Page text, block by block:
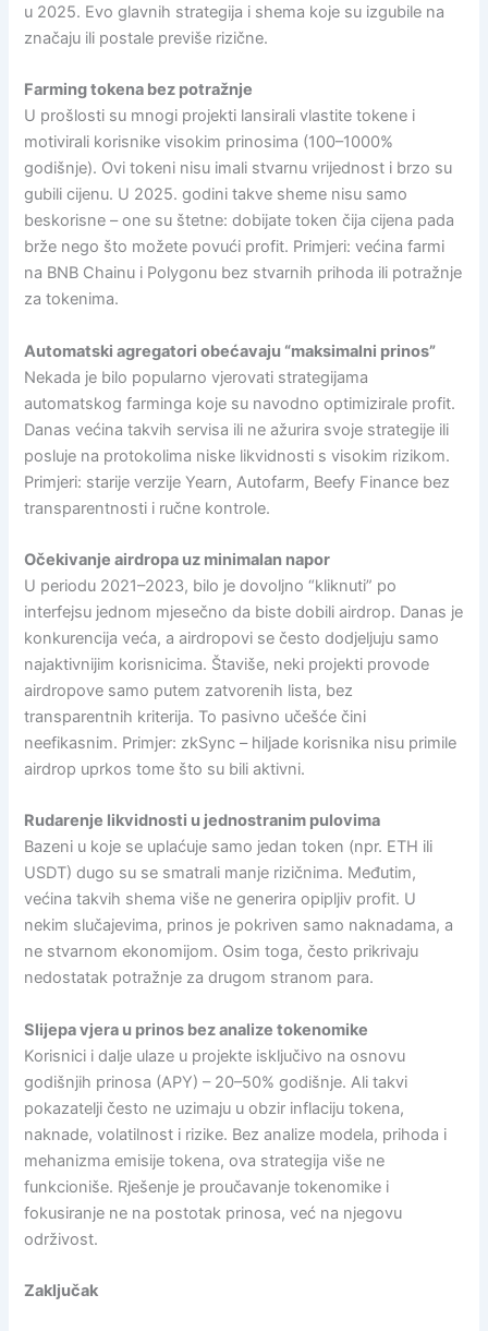
u 2025. Evo glavnih strategija i shema koje su izgubile na
značaju ili postale previše rizične.
Farming tokena bez potražnje
U prošlosti su mnogi projekti lansirali vlastite tokene i
motivirali korisnike visokim prinosima (100–1000%
godišnje). Ovi tokeni nisu imali stvarnu vrijednost i brzo su
gubili cijenu. U 2025. godini takve sheme nisu samo
beskorisne – one su štetne: dobijate token čija cijena pada
brže nego što možete povući profit. Primjeri: većina farmi
na BNB Chainu i Polygonu bez stvarnih prihoda ili potražnje
za tokenima.
Automatski agregatori obećavaju “maksimalni prinos”
Nekada je bilo popularno vjerovati strategijama
automatskog farminga koje su navodno optimizirale profit.
Danas većina takvih servisa ili ne ažurira svoje strategije ili
posluje na protokolima niske likvidnosti s visokim rizikom.
Primjeri: starije verzije Yearn, Autofarm, Beefy Finance bez
transparentnosti i ručne kontrole.
Očekivanje airdropa uz minimalan napor
U periodu 2021–2023, bilo je dovoljno “kliknuti” po
interfejsu jednom mjesečno da biste dobili airdrop. Danas je
konkurencija veća, a airdropovi se često dodjeljuju samo
najaktivnijim korisnicima. Štaviše, neki projekti provode
airdropove samo putem zatvorenih lista, bez
transparentnih kriterija. To pasivno učešće čini
neefikasnim. Primjer: zkSync – hiljade korisnika nisu primile
airdrop uprkos tome što su bili aktivni.
Rudarenje likvidnosti u jednostranim pulovima
Bazeni u koje se uplaćuje samo jedan token (npr. ETH ili
USDT) dugo su se smatrali manje rizičnima. Međutim,
većina takvih shema više ne generira opipljiv profit. U
nekim slučajevima, prinos je pokriven samo naknadama, a
ne stvarnom ekonomijom. Osim toga, često prikrivaju
nedostatak potražnje za drugom stranom para.
Slijepa vjera u prinos bez analize tokenomike
Korisnici i dalje ulaze u projekte isključivo na osnovu
godišnjih prinosa (APY) – 20–50% godišnje. Ali takvi
pokazatelji često ne uzimaju u obzir inflaciju tokena,
naknade, volatilnost i rizike. Bez analize modela, prihoda i
mehanizma emisije tokena, ova strategija više ne
funkcioniše. Rješenje je proučavanje tokenomike i
fokusiranje ne na postotak prinosa, već na njegovu
održivost.
Zaključak